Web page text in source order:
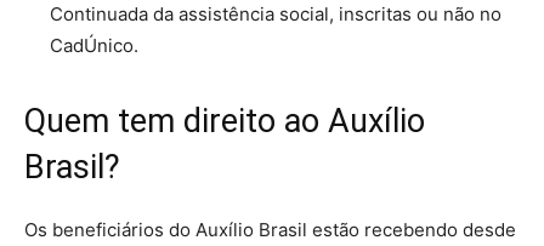
Continuada da assistência social, inscritas ou não no
CadÚnico.
Quem tem direito ao Auxílio
Brasil?
Os beneficiários do Auxílio Brasil estão recebendo desde